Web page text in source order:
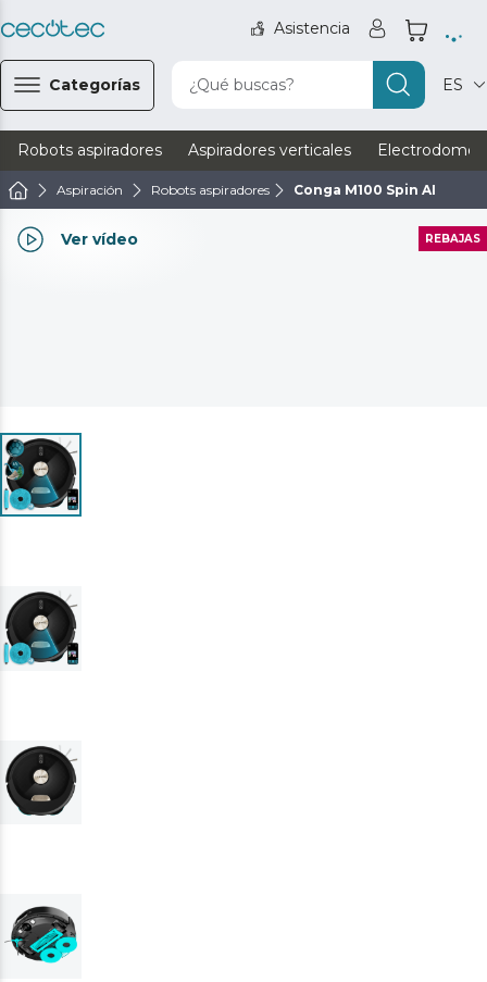
Asistencia
Categorías ¿Qué buscas? ES
Robots aspiradores Aspiradores verticales
Aspiración Robots aspiradores Conga M100 Spin AI
Ver vídeo REBAJAS